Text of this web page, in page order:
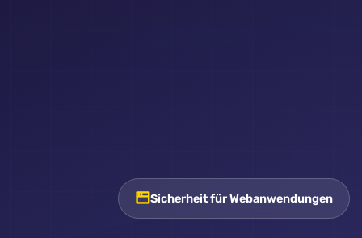
Sicherheit für Webanwendungen